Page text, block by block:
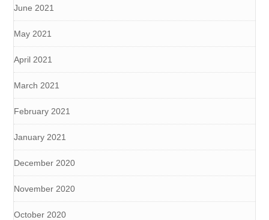
June 2021
May 2021
April 2021
March 2021
February 2021
January 2021
December 2020
November 2020
October 2020